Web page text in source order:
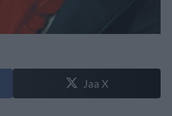
Jaa X